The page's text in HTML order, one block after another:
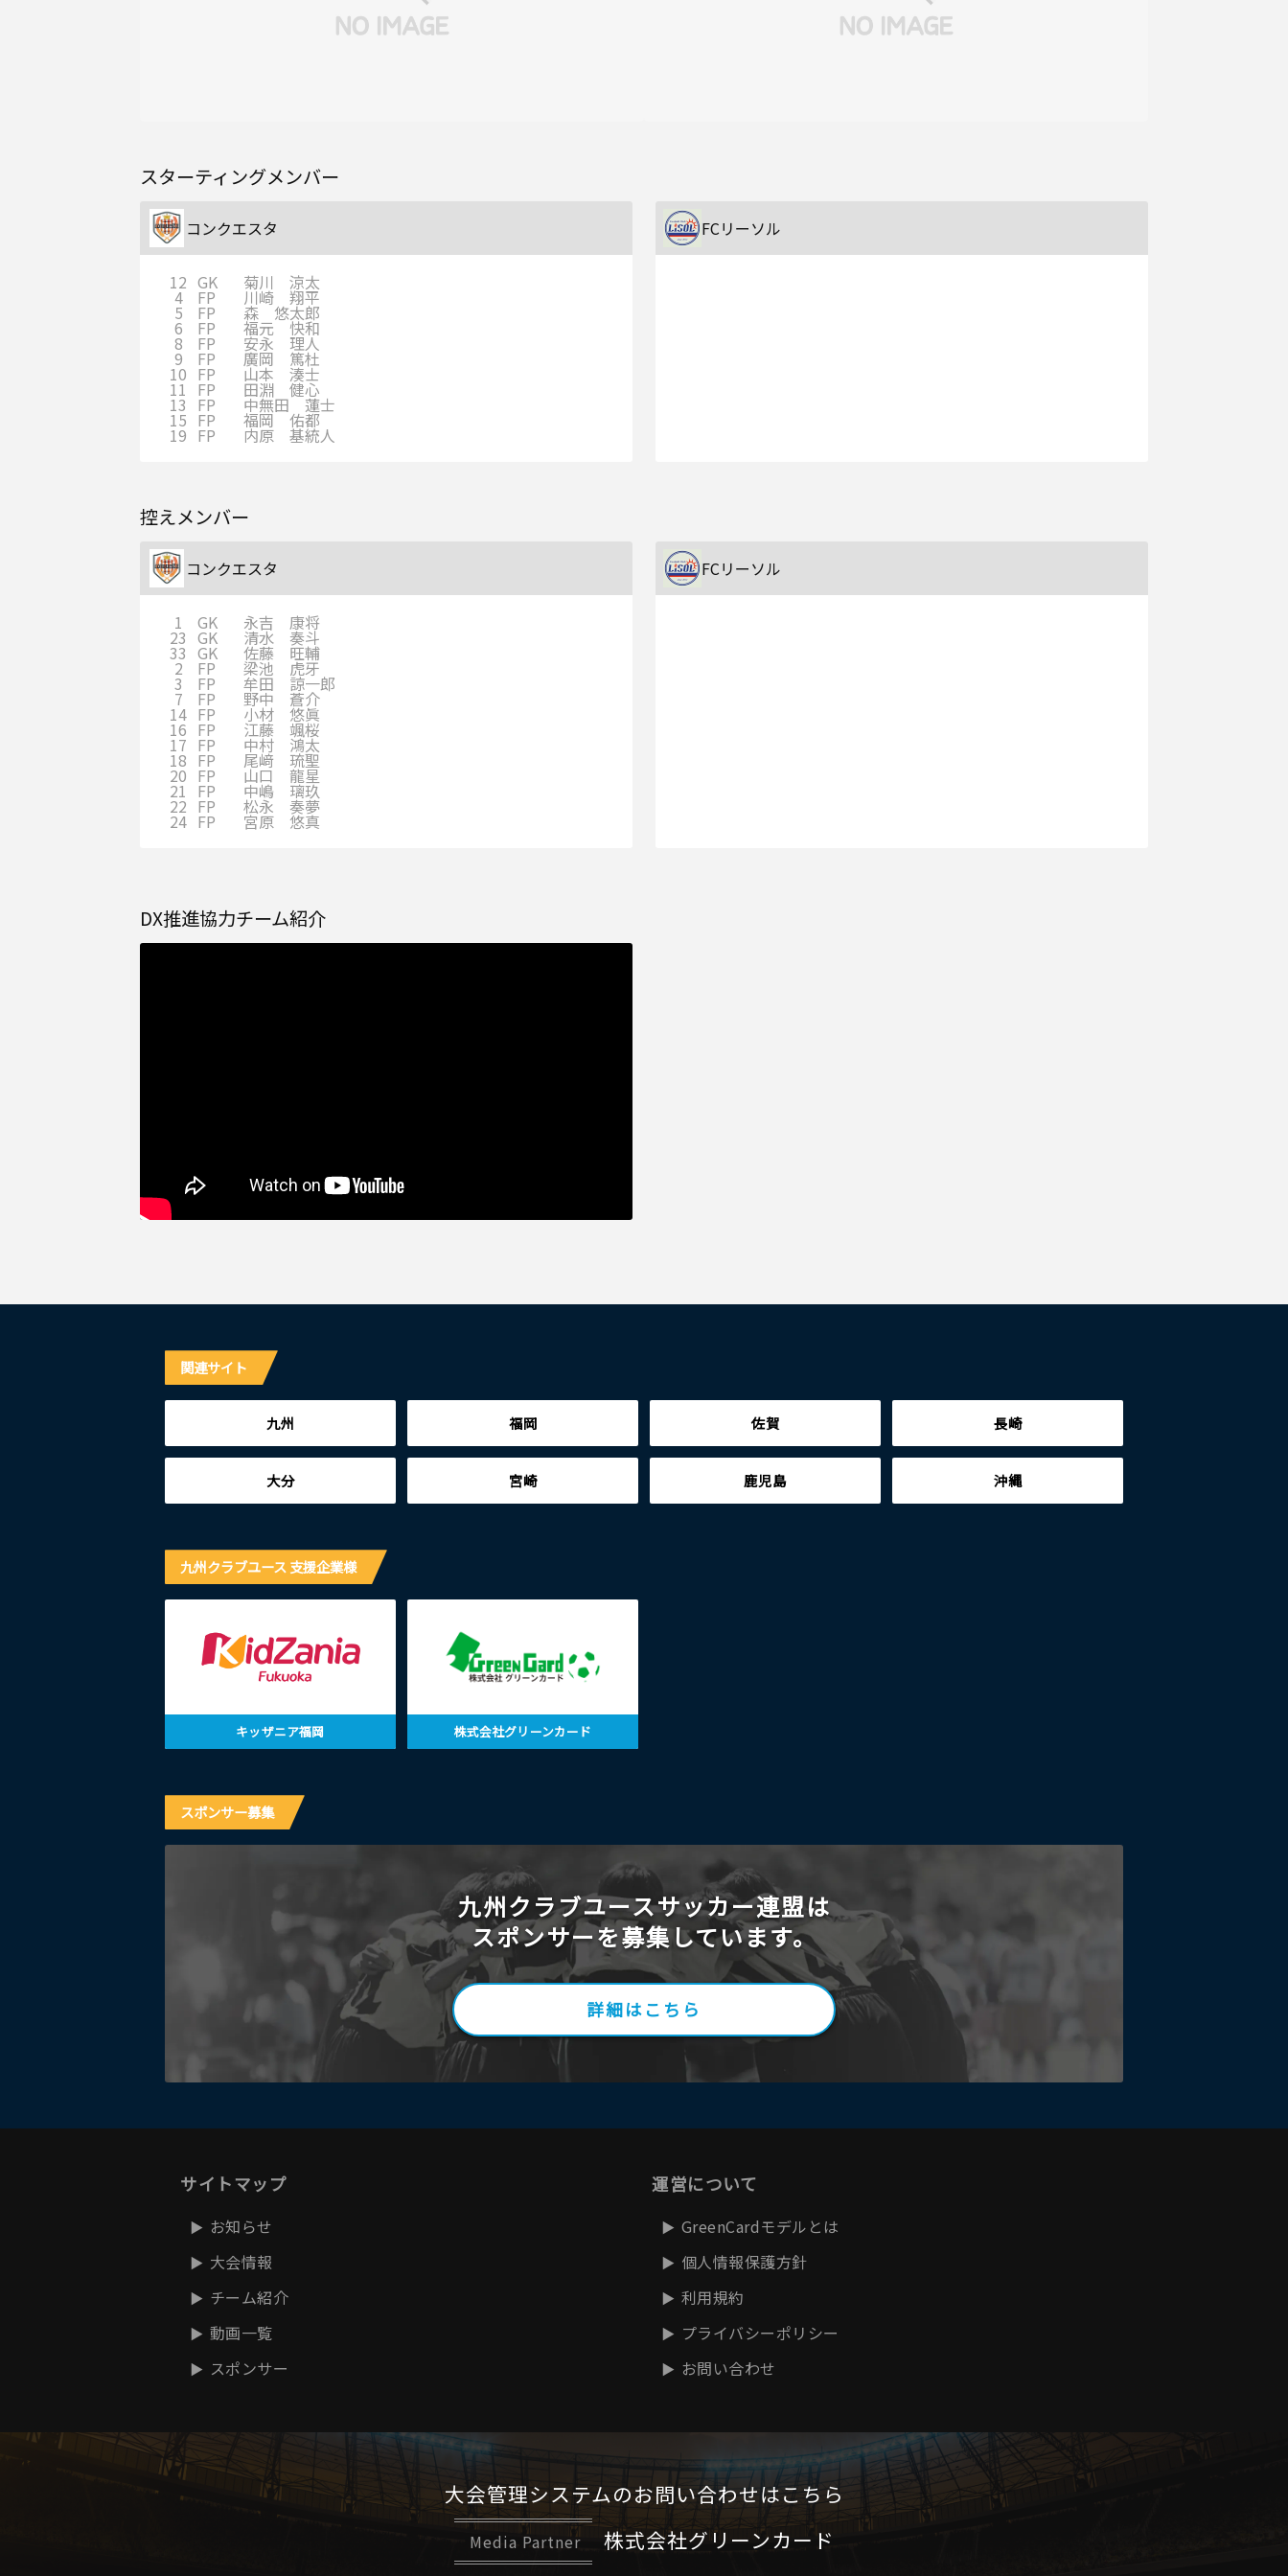
スターティングメンバー
コンクエスタ
12 GK 菊川 涼太
4 FP 川崎 翔平
5 FP 森 悠太郎
6 FP 福元 快和
8 FP 安永 理人
9 FP 廣岡 篤杜
10 FP 山本 湊士
11 FP 田淵 健心
13 FP 中無田 蓮士
15 FP 福岡 佑都
19 FP 内原 基統人
FCリーソル
控えメンバー
コンクエスタ
1 GK 永吉 康将
23 GK 清水 奏斗
33 GK 佐藤 旺輔
2 FP 梁池 虎牙
3 FP 牟田 諒一郎
7 FP 野中 蒼介
14 FP 小材 悠眞
16 FP 江藤 颯桜
17 FP 中村 鴻太
18 FP 尾﨑 琉聖
20 FP 山口 龍星
21 FP 中嶋 璃玖
22 FP 松永 奏夢
24 FP 宮原 悠真
FCリーソル
DX推進協力チーム紹介
関連サイト
九州 福岡 佐賀 長崎
大分 宮崎 鹿児島 沖縄
九州クラブユース 支援企業様
キッザニア福岡 株式会社グリーンカード
スポンサー募集
九州クラブユースサッカー連盟は
スポンサーを募集しています。
詳細はこちら
サイトマップ
お知らせ
大会情報
チーム紹介
動画一覧
スポンサー
運営について
GreenCardモデルとは
個人情報保護方針
利用規約
プライバシーポリシー
お問い合わせ
大会管理システムのお問い合わせはこちら
Media Partner 株式会社グリーンカード